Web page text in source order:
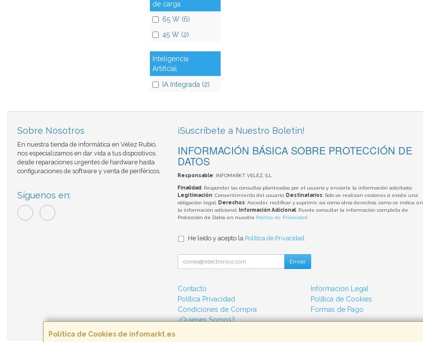
de carga
65 W (6)
45 W (2)
Inteligencia
Artificial
IA Integrada (2)
Política de Cookies de infomarkt.es
Sobre Nosotros
En nuestra tienda de informática en Vélez Rubio,
nos especializamos en dar vida a tus dispositivos.
desde reparaciones urgentes de hardware hasta
configuraciones de software y venta de periféricos.
Síguenos en:
¡Suscríbete a Nuestro Boletín!
INFORMACIÓN BÁSICA SOBRE PROTECCIÓN DE
DATOS
Responsable: INFOMARKT VELEZ, S.L.
Finalidad: Responder las consultas planteadas por el usuario y enviarle la información solicitada;
Legitimación: Consentimiento del usuario; Destinatarios: Solo se realizan cesiones si existe una
obligación legal; Derechos: Acceder, rectificar y suprimir, así como otros derechos, como se indica en
la información adicional;
Información Adicional: Puede consultar la información completa de
Protección de Datos en nuestra Política de Privacidad
He leído y acepto la Política de Privacidad
Enviar
Contacto
Información Legal
Política Privacidad
Política de Cookies
Condiciones de Compra
Formas de Pago
¿Quienes Somos?